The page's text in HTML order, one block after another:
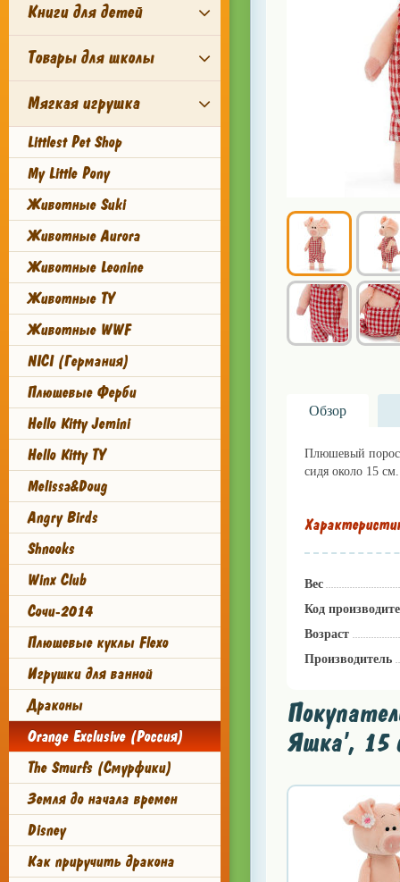
Книги для детей
Товары для школы
Мягкая игрушка
Littlest Pet Shop
My Little Pony
Животные Suki
Животные Aurora
Животные Leonine
Животные TY
Животные WWF
NICI (Германия)
Плюшевые Ферби
Hello Kitty Jemini
Hello Kitty TY
Melissa&Doug
Angry Birds
Shnooks
Winx Club
Сочи-2014
Плюшевые куклы Flexo
Игрушки для ванной
Драконы
Orange Exclusive (Россия)
The Smurfs (Смурфики)
Земля до начала времен
Disney
Как приручить дракона
Обзор
Плюшевый
сидя около 15 см.
Вес
Код
Возраст
Производитель
Яшка', 15